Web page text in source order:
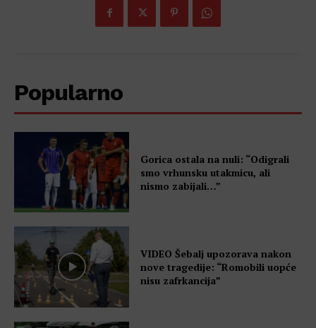
Popularno
Gorica ostala na nuli: “Odigrali
smo vrhunsku utakmicu, ali
nismo zabijali…”
VIDEO Šebalj upozorava nakon
nove tragedije: “Romobili uopće
nisu zafrkancija”